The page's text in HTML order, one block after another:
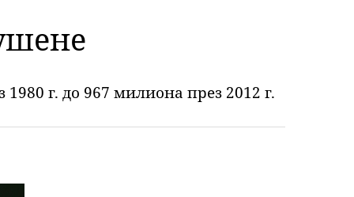
г. до 967 милиона през 2012 г.